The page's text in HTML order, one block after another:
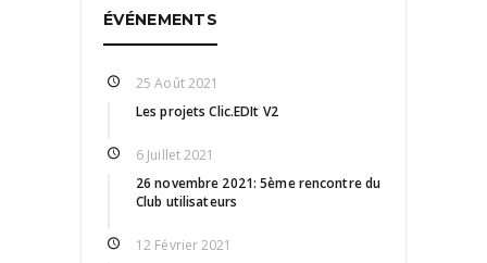
ÉVÉNEMENTS
25 Août 2021
Les projets Clic.EDIt V2
6 Juillet 2021
26 novembre 2021: 5ème rencontre du
Club utilisateurs
12 Février 2021